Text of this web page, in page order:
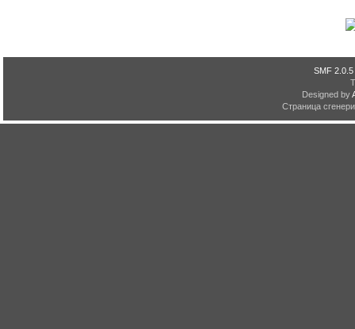
SMF 2.0.5
Designed by
Страница